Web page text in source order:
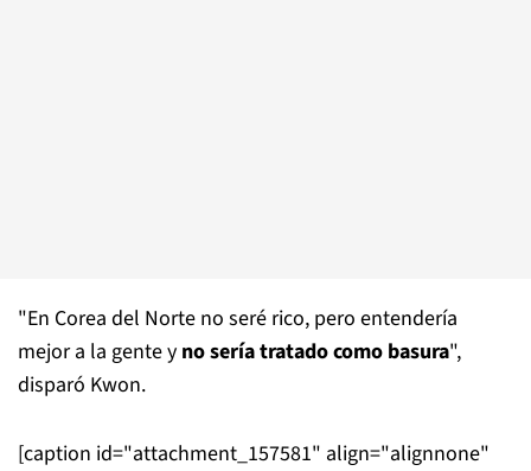
"En Corea del Norte no seré rico, pero entendería
mejor a la gente y no sería tratado como basura",
disparó Kwon.
[caption id="attachment_157581" align="alignnone"